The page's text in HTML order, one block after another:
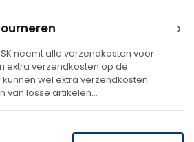
›
neemt alle verzendkosten voor
extra verzendkosten op de
wel extra verzendkosten
van losse artikelen…